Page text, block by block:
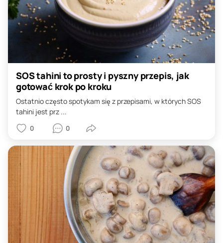
SOS tahini to prosty i pyszny przepis, jak
gotować krok po kroku
Ostatnio często spotykam się z przepisami, w których SOS
tahini jest prz ...
0 0